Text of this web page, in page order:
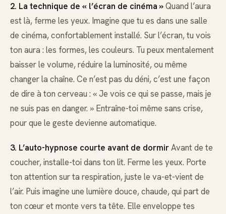
2. La technique de « l’écran de cinéma »Quand l’aura
est là, ferme les yeux. Imagine que tu es dans une salle
de cinéma, confortablement installé. Sur l’écran, tu vois
ton aura : les formes, les couleurs. Tu peux mentalement
baisser le volume, réduire la luminosité, ou même
changer la chaîne. Ce n’est pas du déni, c’est une façon
de dire à ton cerveau : « Je vois ce qui se passe, mais je
ne suis pas en danger. » Entraîne-toi même sans crise,
pour que le geste devienne automatique.
3. L’auto-hypnose courte avant de dormirAvant de te
coucher, installe-toi dans ton lit. Ferme les yeux. Porte
ton attention sur ta respiration, juste le va-et-vient de
l’air. Puis imagine une lumière douce, chaude, qui part de
ton cœur et monte vers ta tête. Elle enveloppe tes